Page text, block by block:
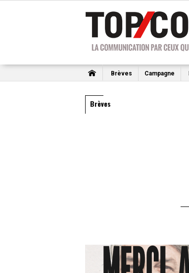
Brèves Campagne
Brèves